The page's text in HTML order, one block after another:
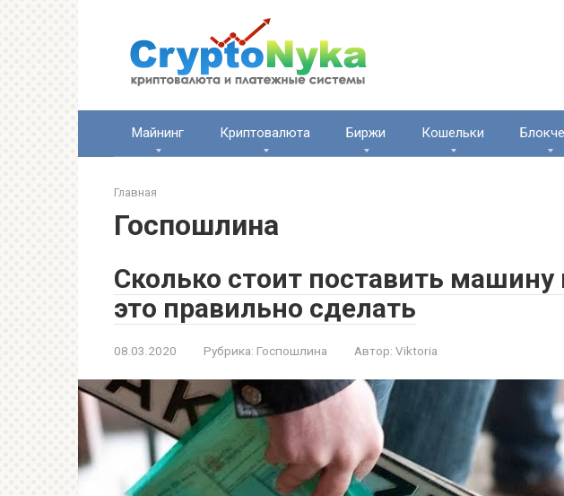
Майнинг Криптовалюта Биржи Кошельки
Главная
Госпошлина
Сколько стоит поставить машину
это правильно сделать
08.03.2020 Рубрика: Госпошлина Автор: Viktoria